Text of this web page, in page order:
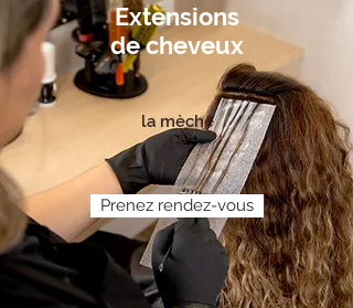
Extensions
de cheveux
la mèche
4€
Prenez rendez-vous